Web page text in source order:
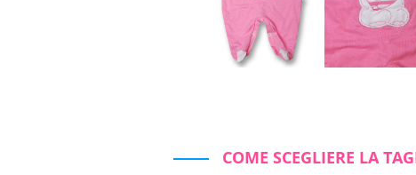
COME SCEGLIERE LA